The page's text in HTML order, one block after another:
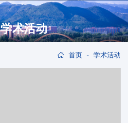
学术活动
首页 - 学术活动